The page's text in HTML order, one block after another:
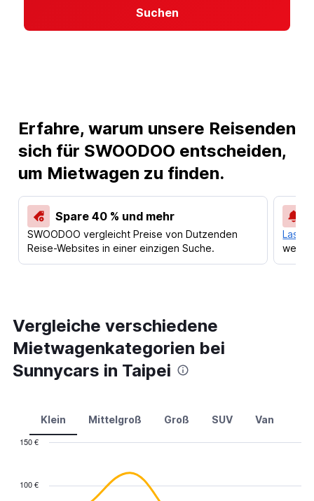
Suchen
Erfahre, warum unsere Reisenden
sich für SWOODOO entscheiden,
um Mietwagen zu finden.
Spare 40 % und mehr
SWOODOO vergleicht Preise von Dutzenden
Reise-Websites in einer einzigen Suche.
Lass
Vergleiche verschiedene
Mietwagenkategorien bei
Sunnycars in Taipei
Klein Mittelgroß Groß SUV Van
100 €
150 €